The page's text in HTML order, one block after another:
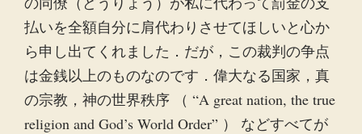
払いを全額自分に肩代わりさせてほしいと心か
ら申し出てくれました．だが，この裁判の争点
は金銭以上のものなのです．偉大なる国家，真
の宗教，神の世界秩序 （ “A great nation, the true
religion and God’s World Order” ） などすべてが